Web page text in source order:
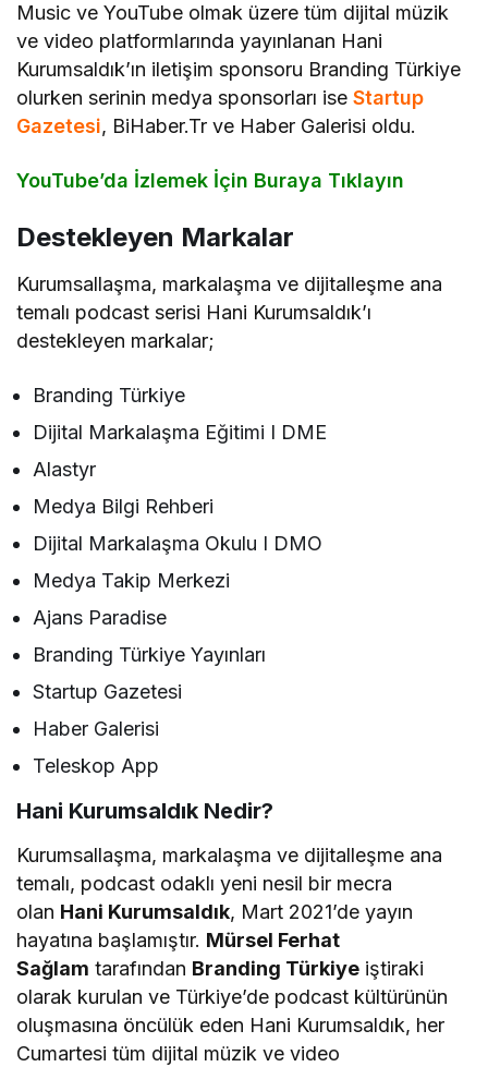
Music ve YouTube olmak üzere tüm dijital müzik
ve video platformlarında yayınlanan Hani
Kurumsaldık’ın iletişim sponsoru Branding Türkiye
olurken serinin medya sponsorları iseStartup
Gazetesi, BiHaber.Tr ve Haber Galerisi oldu.
YouTube’da İzlemek İçin Buraya Tıklayın
Destekleyen Markalar
Kurumsallaşma, markalaşma ve dijitalleşme ana
temalı podcast serisi Hani Kurumsaldık’ı
destekleyen markalar;
Branding Türkiye
Dijital Markalaşma Eğitimi I DME
Alastyr
Medya Bilgi Rehberi
Dijital Markalaşma Okulu I DMO
Medya Takip Merkezi
Ajans Paradise
Branding Türkiye Yayınları
Startup Gazetesi
Haber Galerisi
Teleskop App
Hani Kurumsaldık Nedir?
Kurumsallaşma, markalaşma ve dijitalleşme ana
temalı, podcast odaklı yeni nesil bir mecra
olan Hani Kurumsaldık, Mart 2021’de yayın
hayatına başlamıştır. Mürsel Ferhat
Sağlam tarafından Branding Türkiye iştiraki
olarak kurulan ve Türkiye’de podcast kültürünün
oluşmasına öncülük eden Hani Kurumsaldık, her
Cumartesi tüm dijital müzik ve video